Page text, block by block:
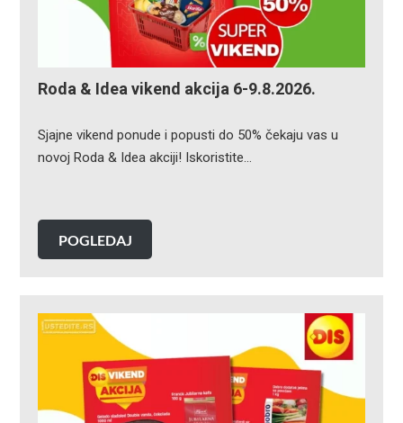
Roda & Idea vikend akcija 6-9.8.2026.
Sjajne vikend ponude i popusti do 50% čekaju vas u
novoj Roda & Idea akciji! Iskoristite…
POGLEDAJ